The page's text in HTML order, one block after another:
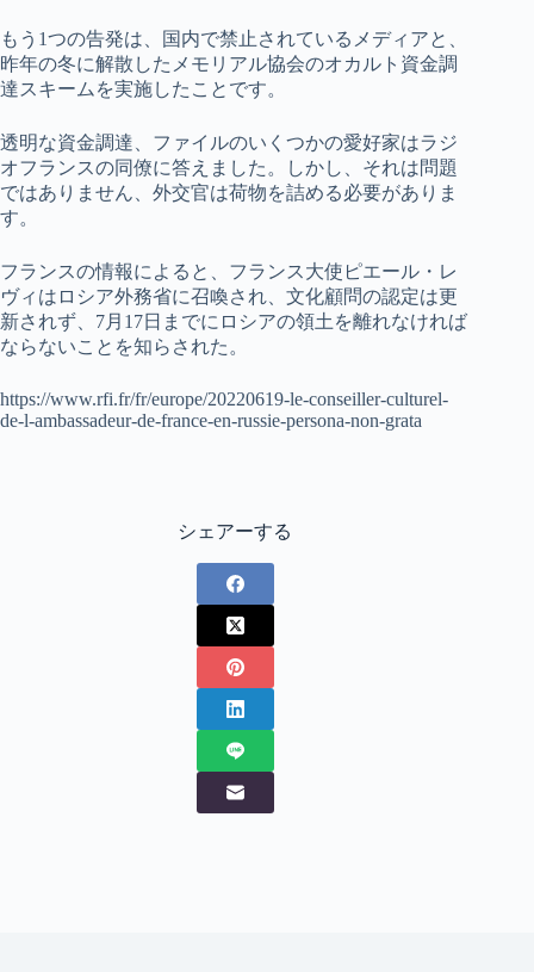
もう1つの告発は、国内で禁止されているメディアと、
昨年の冬に解散したメモリアル協会のオカルト資金調
達スキームを実施したことです。
透明な資金調達、ファイルのいくつかの愛好家はラジ
オフランスの同僚に答えました。しかし、それは問題
ではありません、外交官は荷物を詰める必要がありま
す。
フランスの情報によると、フランス大使ピエール・レ
ヴィはロシア外務省に召喚され、文化顧問の認定は更
新されず、7月17日までにロシアの領土を離れなければ
ならないことを知らされた。
https://www.rfi.fr/fr/europe/20220619-le-conseiller-culturel-
de-l-ambassadeur-de-france-en-russie-persona-non-grata
シェアーする